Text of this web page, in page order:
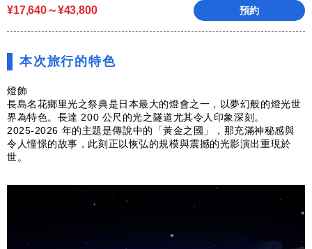
¥17,640～¥43,800 預約
本次旅行的特色
燈飾
長島名花鄉里光之祭典是日本最大的燈會之一，以夢幻般的燈光世
界為特色。長達 200 公尺的光之隧道尤其令人印象深刻。
2025-2026 年的主題是傳說中的「黃金之國」，那充滿神秘感與
令人憧憬的故事，此刻正以恢弘的規模與震撼的光影演出重現於
世。